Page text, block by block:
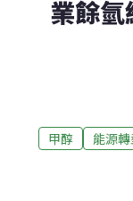
業餘
甲醇 能源轉